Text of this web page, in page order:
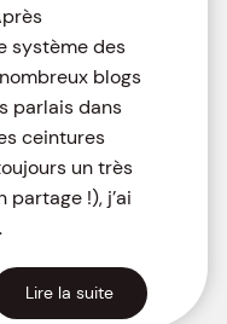
système des
blogs
parlais dans
ceintures
un très
!), j’ai
Lire la suite